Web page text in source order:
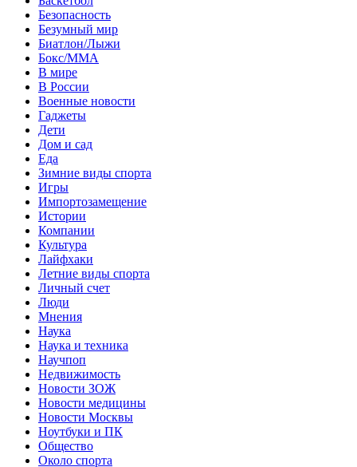
Безопасность
Безумный мир
Биатлон/Лыжи
Бокс/MMA
В мире
В России
Военные новости
Гаджеты
Дети
Дом и сад
Еда
Зимние виды спорта
Игры
Импортозамещение
Истории
Компании
Культура
Лайфхаки
Летние виды спорта
Личный счет
Люди
Мнения
Наука
Наука и техника
Научпоп
Недвижимость
Новости ЗОЖ
Новости медицины
Новости Москвы
Ноутбуки и ПК
Общество
Около спорта